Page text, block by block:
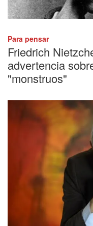
Para pensar
Friedrich
advertencia
"monstruos"